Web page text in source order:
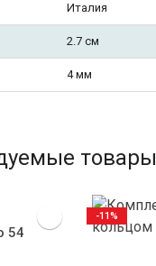
Италия
2.7 см
4 мм
товары
54
-11%